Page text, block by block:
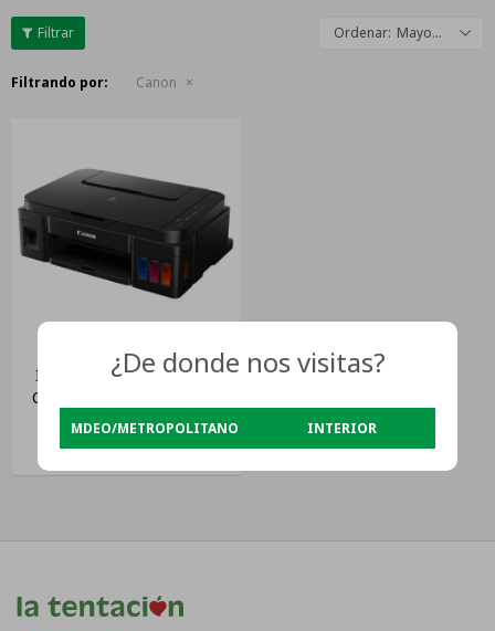
Mayor descuento
Filtrando por: Canon
Impresora Multifunción A
Color Canon Pixma G3110
Con Wifi
USD250
¿De donde nos visitas?
MDEO/METROPOLITANO INTERIOR